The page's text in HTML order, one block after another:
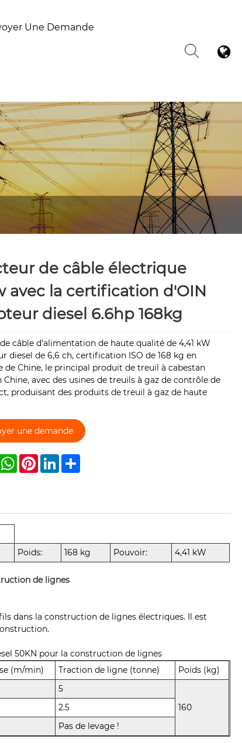
Une Demande
de câble électrique
avec la certification d'OIN
diesel 6.6hp 168kg
câble d'alimentation de haute qualité de 4,41 kW
diesel de 6,6 ch, certification ISO de 168 kg en
de Chine, le principal produit de treuil à cabestan
Chine, avec des usines de treuils à gaz de contrôle de
produisant des produits de treuil à gaz de haute
une demande
WhatsApp
PinterestLinkedInShare
Poids: 168 kg Pouvoir: 4,41 kW
de lignes
dans la construction de lignes électriques. Il est
50KN pour la construction de lignes
(m/min) Traction de ligne (tonne) Poids (kg)
5
160
2.5
Pas de levage !